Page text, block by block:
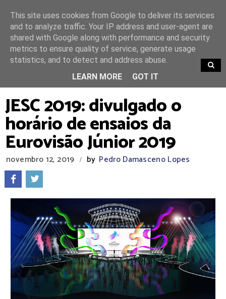
TRENDING
JESC 2019: divulgado o
horário de ensaios da
Eurovisão Júnior 2019
novembro 12, 2019 / by Pedro Damasceno Lopes
This site uses cookies from Google to deliver its services
and to analyze traffic. Your IP address and user-agent are
shared with Google along with performance and security
metrics to ensure quality of service, generate usage
statistics, and to detect and address abuse.
LEARN MORE
GOT IT